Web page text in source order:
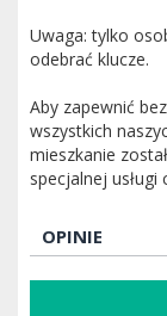
Uwaga: tylko
odebrać klucze.
Aby zapewnić
wszystkich
mieszkanie
specjalnej usługi
OPINIE